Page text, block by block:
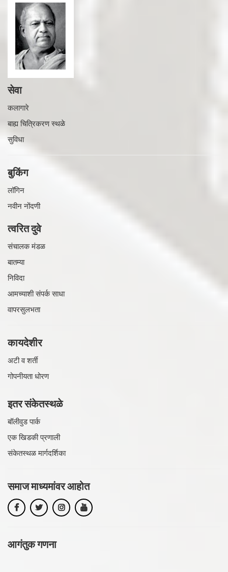
सेवा
कलागारे
बाह्य चित्रिकरण स्थळे
सुविधा
बुकिंग
लॉगिन
नवीन नोंदणी
त्वरित दुवे
संचालक मंडळ
बातम्या
निविदा
आमच्याशी संपर्क साधा
वापरसुलभता
कायदेशीर
अटी व शर्ती
गोपनीयता धोरण
इतर संकेतस्थळे
बॉलीवुड पार्क
एक खिडकी प्रणाली
संकेतस्थळ मार्गदर्शिका
समाज माध्यमांवरआहोत
आगंतुक गणना